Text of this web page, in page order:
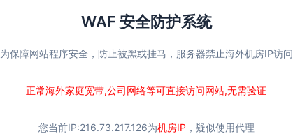
WAF 安全防护系统
为保障网站程序安全，防止被黑或挂马，服务器禁止海外机房IP访问
正常海外家庭宽带,公司网络等可直接访问网站,无需验证
您当前IP:216.73.217.126为机房IP ，疑似使用代理